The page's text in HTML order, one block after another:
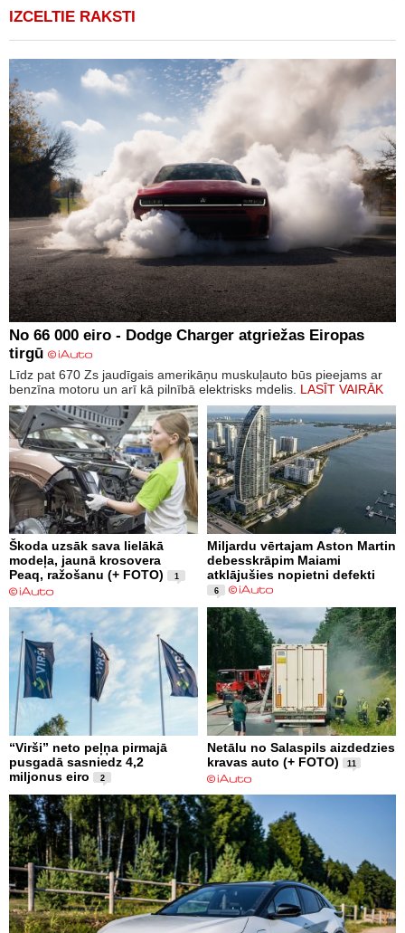
IZCELTIE RAKSTI
No 66 000 eiro - Dodge Charger atgriežas Eiropas
tirgū
Līdz pat 670 Zs jaudīgais amerikāņu muskuļauto būs pieejams ar
benzīna motoru un arī kā pilnībā elektrisks mdelis. LASĪT VAIRĀK
Škoda uzsāk sava lielākā
modeļa, jaunā krosovera
Peaq, ražošanu (+ FOTO)
1
Miljardu vērtajam Aston Martin
debesskrāpim Maiami
atklājušies nopietni defekti
6
“Virši” neto peļņa pirmajā
pusgadā sasniedz 4,2
miljonus eiro
2
Netālu no Salaspils aizdedzies
kravas auto (+ FOTO)
11